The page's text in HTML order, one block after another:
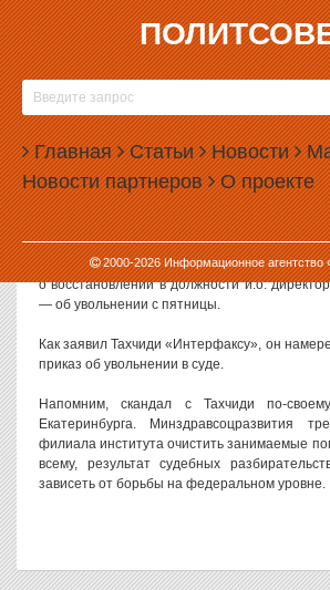
Главная Статьи Новости
Новости партнеров О проекте
2000-2026Информационное агентство
19.04.2012, 11:41
ХРИСТО ТАХЧИДИ ВНОВЬ
Восстановленному решением суда
микрохирургии глаза Христо Тахчиди
утром на работу, однако ему сразу же был
об увольнении, передает корреспондент
На входе в институт Тахчиди
Минздравсоцразвития, который вручил ему
о восстановлении в должности и.о.
— об увольнении с пятницы.
Как заявил Тахчиди «Интерфаксу», он
приказ об увольнении в суде.
Напомним, скандал с Тахчиди по-
Екатеринбурга. Минздравсоцразвития
филиала института очистить занимаемые
всему, результат судебных
зависеть от борьбы на федеральном уровне.